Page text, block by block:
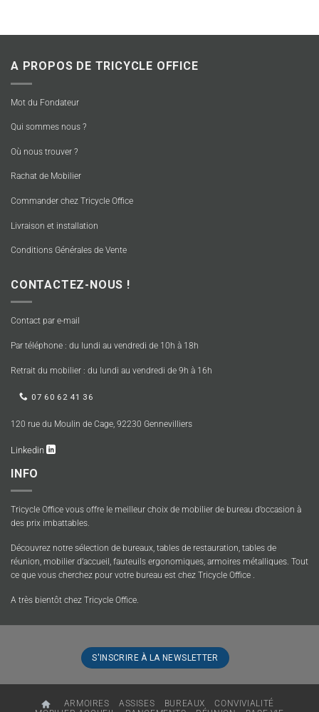
A PROPOS DE TRICYCLE OFFICE
Mot du Fondateur
Qui sommes nous ?
Où nous trouver ?
Rachat de Mobilier
Commander chez Tricycle Office
Livraison et installation
Conditions Générales de Vente
CONTACTEZ-NOUS !
Contact par e-mail
Par téléphone : du lundi au vendredi de 10h à 18h
Retrait du mobilier : du lundi au vendredi de 9h à 16h
07 60 62 41 36
120 rue du Moulin de Cage, 92230 Gennevilliers
Linkedin
INFO
Tricycle Office vous offre le meilleur choix de mobilier de bureau d’occasion à
des prix imbattables.
Découvrez notre sélection de bureaux, tables de restauration, tables de
réunion, mobilier d’accueil, fauteuils ergonomiques, armoires métalliques. Tout
ce que vous cherchez pour votre bureau est chez Tricycle Office .
A très bientôt chez Tricycle Office.
S'INSCRIRE À LA NEWSLETTER
ARMOIRES ASSISES BUREAUX
CONVIVIALITÉ